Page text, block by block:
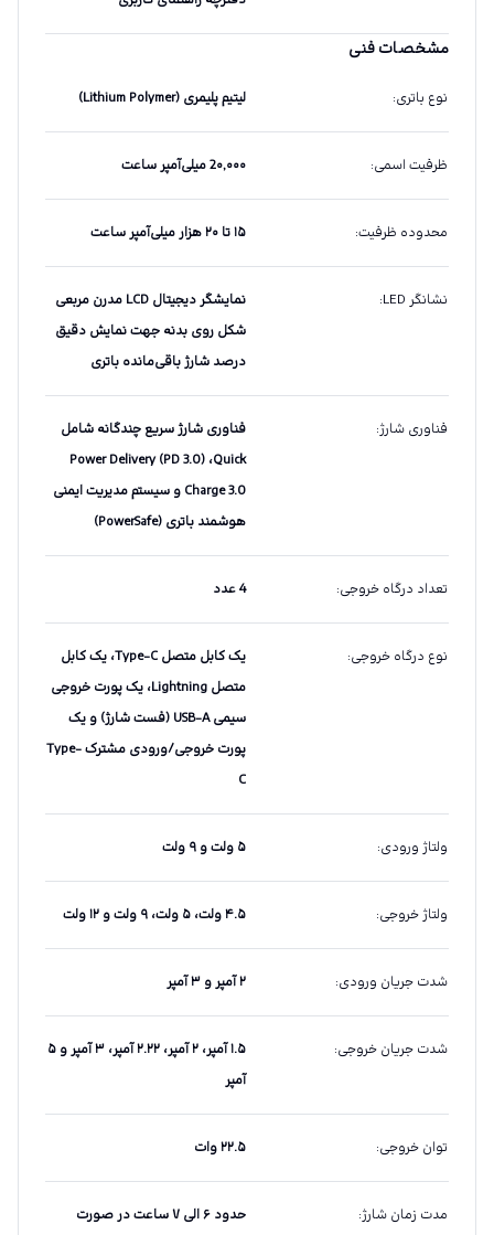
مشخصات فنی
نوع باتری: لیتیم پلیمری (Lithium Polymer)
ظرفیت اسمی: 2۰,۰۰۰ میلی‌آمپر ساعت
محدوده ظرفیت: ۱۵ تا ۲۰ هزار میلی‌آمپر ساعت
نشانگر LED :
نمایشگر دیجیتال LCD مدرن مربعی
شکل روی بدنه جهت نمایش دقیق
درصد شارژ باقی‌مانده باتری
فناوری شارژ:
فناوری شارژ سریع چندگانه شامل
Power Delivery (PD 3.0) ،Quick
Charge 3.0 و سیستم مدیریت ایمنی
هوشمند باتری (PowerSafe)
تعداد درگاه خروجی: 4 عدد
نوع درگاه خروجی:
یک کابل متصل Type-C، یک کابل
متصل Lightning، یک پورت خروجی
سیمی USB-A (فست شارژ) و یک
پورت خروجی/ورودی مشترک Type-
C
ولتاژ ورودی: ۵ ولت و ۹ ولت
ولتاژ خروجی: ۴.۵ ولت، ۵ ولت، ۹ ولت و ۱۲ ولت
شدت جریان ورودی: ۲ آمپر و ۳ آمپر
شدت جریان خروجی:
۱.۵ آمپر، ۲ آمپر، ۲.۲۲ آمپر، ۳ آمپر و ۵
آمپر
توان خروجی: ۲۲.۵ وات
مدت زمان شارژ:
حدود ۶ الی ۷ ساعت در صورت